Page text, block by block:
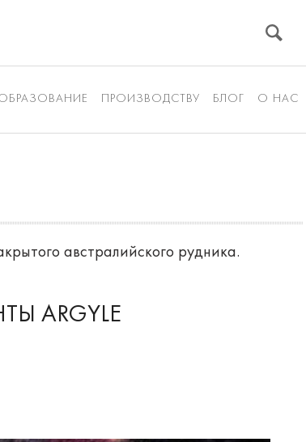
ПРОИЗВОДСТВУ БЛОГ О НАС
австралийского рудника.
ARGYLE